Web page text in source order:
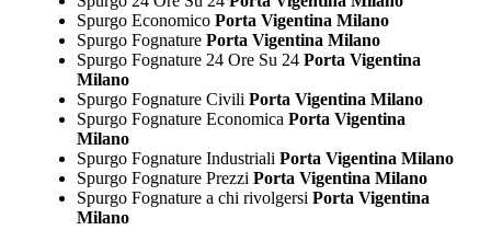
Spurgo EconomicoPorta Vigentina Milano
Spurgo FognaturePorta Vigentina Milano
Spurgo Fognature 24 Ore Su 24Porta Vigentina
Milano
Spurgo Fognature Civili Porta Vigentina Milano
Spurgo Fognature Economica Porta Vigentina
Milano
Spurgo Fognature Industriali Porta Vigentina Milano
Spurgo Fognature Prezzi Porta Vigentina Milano
Spurgo Fognature a chi rivolgersi Porta Vigentina
Milano